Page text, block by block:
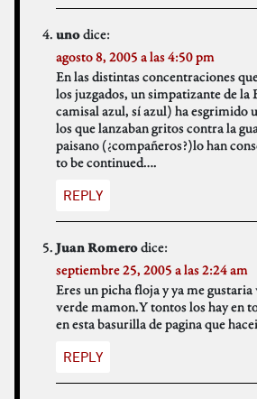
unodice:
agosto 8, 2005 a las 4:50 pm
En las distintas concentraciones
los juzgados, un simpatizante de la
camisal azul, sí azul) ha esgrimido
los que lanzaban gritos contra la
paisano (¿compañeros?)lo han
to be continued….
REPLY
Juan Romerodice:
septiembre 25, 2005 a las 2:24 am
Eres un picha floja y ya me
verde mamon.Y tontos los hay en
en esta basurilla de pagina que
REPLY